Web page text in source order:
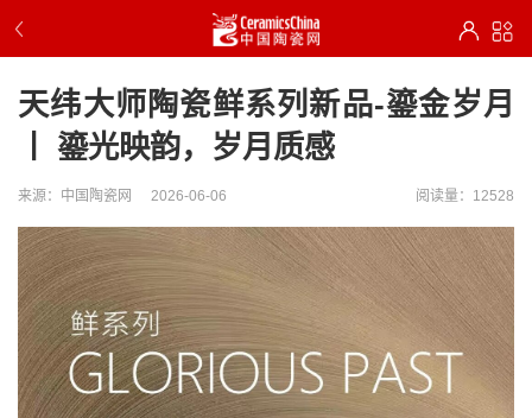
天纬大师陶瓷鲜系列新品-鎏金岁月
丨 鎏光映韵，岁月质感
来源：中国陶瓷网 2026-06-06 阅读量：12528